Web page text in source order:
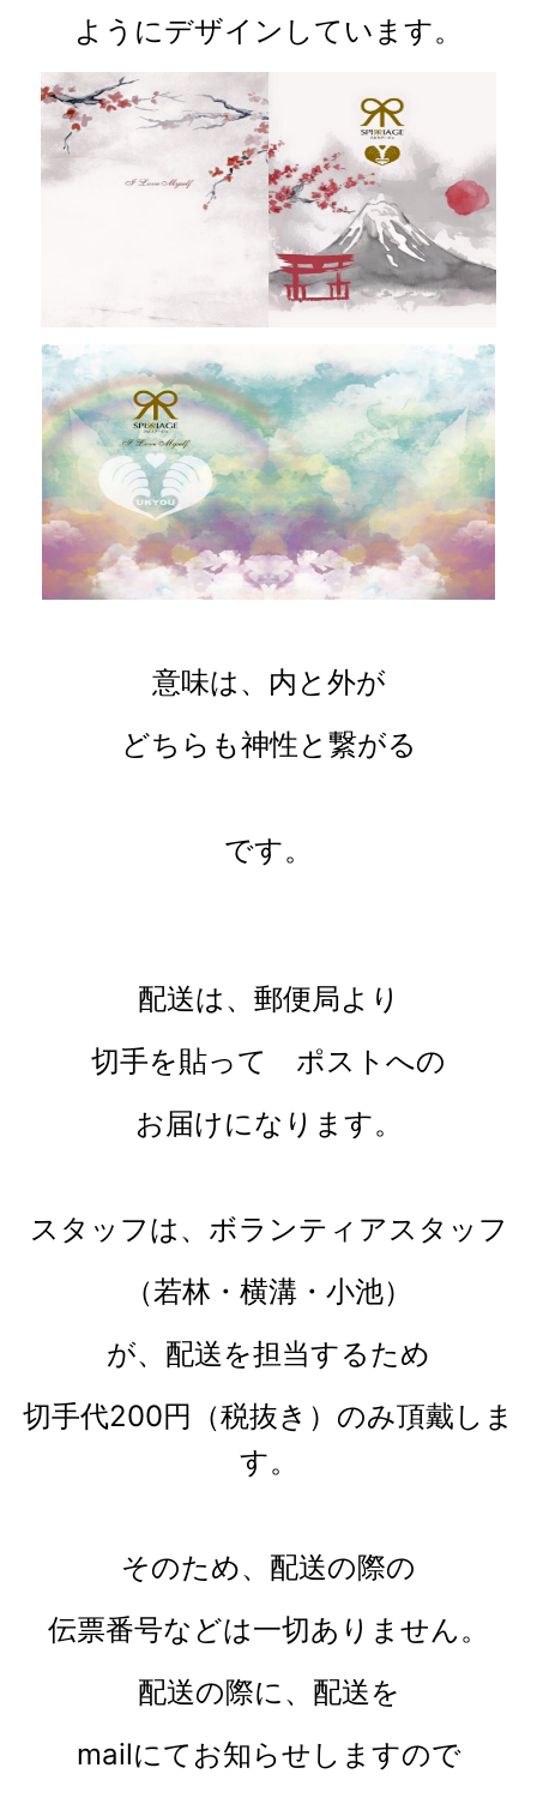
ようにデザインしています。
意味は、内と外が
どちらも神性と繋がる
です。
配送は、郵便局より
切手を貼って ポストへの
お届けになります。
スタッフは、ボランティアスタッフ
（若林・横溝・小池）
が、配送を担当するため
切手代200円（税抜き）のみ頂戴しま
す。
そのため、配送の際の
伝票番号などは一切ありません。
配送の際に、配送を
mailにてお知らせしますので